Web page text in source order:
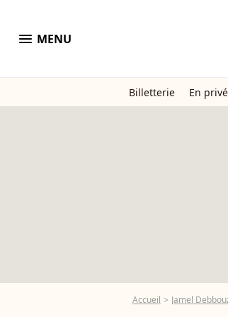
menu MENU
Billetterie En
Accueil Jamel